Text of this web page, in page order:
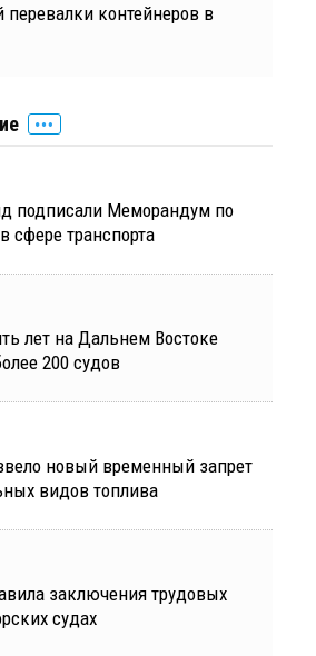
перевалки контейнеров в
подписали Меморандум по
сфере транспорта
лет на Дальнем Востоке
200 судов
новый временный запрет
видов топлива
заключения трудовых
судах